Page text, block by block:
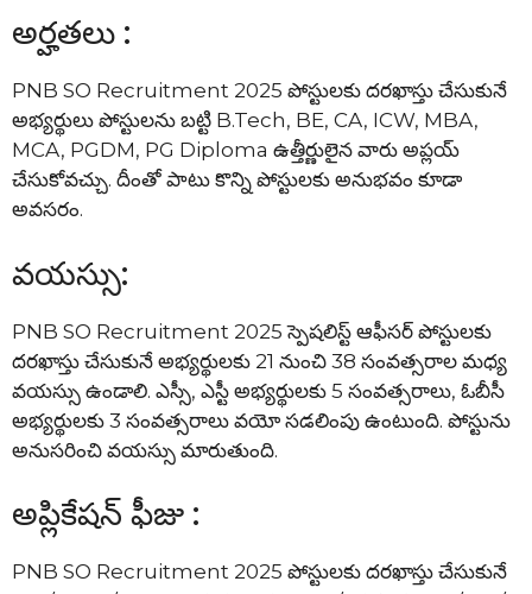
అర్హతలు :
PNB SO Recruitment 2025 పోస్టులకు దరఖాస్తు చేసుకునే
అభ్యర్థులు పోస్టులను బట్టి B.Tech, BE, CA, ICW, MBA,
MCA, PGDM, PG Diploma ఉత్తీర్ణులైన వారు అప్లయ్
చేసుకోవచ్చు. దీంతో పాటు కొన్ని పోస్టులకు అనుభవం కూడా
అవసరం.
వయస్సు:
PNB SO Recruitment 2025 స్పెషలిస్ట్ ఆఫీసర్ పోస్టులకు
దరఖాస్తు చేసుకునే అభ్యర్థులకు 21 నుంచి 38 సంవత్సరాల మధ్య
వయస్సు ఉండాలి. ఎస్సీ, ఎస్టీ అభ్యర్థులకు 5 సంవత్సరాలు, ఓబీసీ
అభ్యర్థులకు 3 సంవత్సరాలు వయో సడలింపు ఉంటుంది. పోస్టును
అనుసరించి వయస్సు మారుతుంది.
అప్లికేషన్ ఫీజు :
PNB SO Recruitment 2025 పోస్టులకు దరఖాస్తు చేసుకునే